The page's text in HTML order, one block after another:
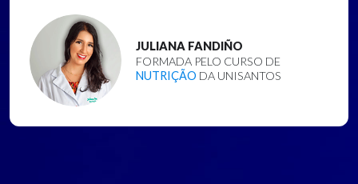
JULIANA FANDIÑO
FORMADA PELO CURSO DE
NUTRIÇÃO DA UNISANTOS